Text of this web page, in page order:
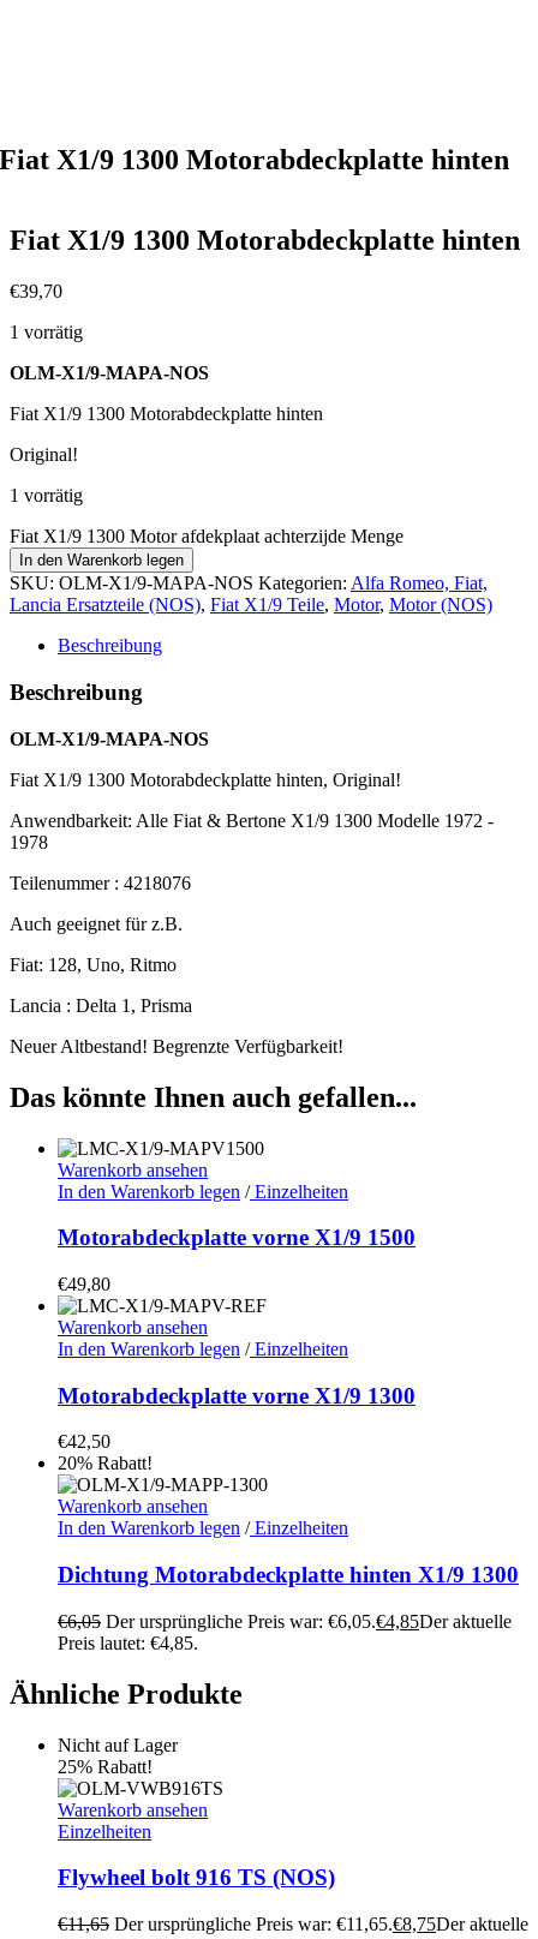
Fiat X1/9 1300 Motorabdeckplatte hinten
Fiat X1/9 1300 Motorabdeckplatte hinten
€39,70
1 vorrätig
OLM-X1/9-MAPA-NOS
Fiat X1/9 1300 Motorabdeckplatte hinten
Original!
1 vorrätig
Fiat X1/9 1300 Motor afdekplaat achterzijde Menge
In den Warenkorb legen
SKU: OLM-X1/9-MAPA-NOS Kategorien: Alfa Romeo, Fiat,
Lancia Ersatzteile (NOS), Fiat X1/9 Teile, Motor, Motor (NOS)
Beschreibung
Beschreibung
OLM-X1/9-MAPA-NOS
Fiat X1/9 1300 Motorabdeckplatte hinten, Original!
Anwendbarkeit: Alle Fiat & Bertone X1/9 1300 Modelle 1972 -
1978
Teilenummer : 4218076
Auch geeignet für z.B.
Fiat: 128, Uno, Ritmo
Lancia : Delta 1, Prisma
Neuer Altbestand! Begrenzte Verfügbarkeit!
Das könnte Ihnen auch gefallen...
Warenkorb ansehen
In den Warenkorb legen /Einzelheiten
Motorabdeckplatte vorne X1/9 1500
€49,80
Warenkorb ansehen
In den Warenkorb legen /Einzelheiten
Motorabdeckplatte vorne X1/9 1300
€42,50
20% Rabatt!
Warenkorb ansehen
In den Warenkorb legen /Einzelheiten
Dichtung Motorabdeckplatte hinten X1/9 1300
€6,05 Der ursprüngliche Preis war: €6,05.€4,85Der aktuelle
Preis lautet: €4,85.
Ähnliche Produkte
Nicht auf Lager
25% Rabatt!
Warenkorb ansehen
Einzelheiten
Flywheel bolt 916 TS (NOS)
€11,65 Der ursprüngliche Preis war: €11,65.€8,75Der aktuelle